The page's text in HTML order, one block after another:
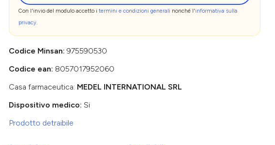
Con l'invio del modulo accetto i termini e condizioni generali nonché l'informativa sulla
privacy.
Codice Minsan: 975590530
Codice ean: 8057017952060
Casa farmaceutica: MEDEL INTERNATIONAL SRL
Dispositivo medico: Si
Prodotto detraibile